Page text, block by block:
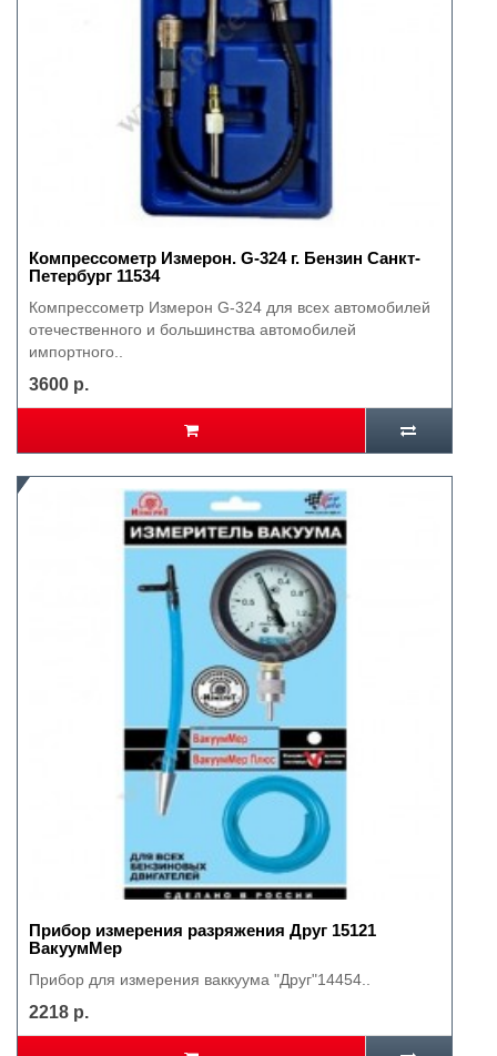
Компрессометр Измерон. G-324 г. Бензин Санкт-
Петербург 11534
Компрессометр Измерон G-324 для всех автомобилей
отечественного и большинства автомобилей
импортного..
3600 р.
Прибор измерения разряжения Друг 15121
ВакуумМер
Прибор для измерения ваккуума "Друг"14454..
2218 р.